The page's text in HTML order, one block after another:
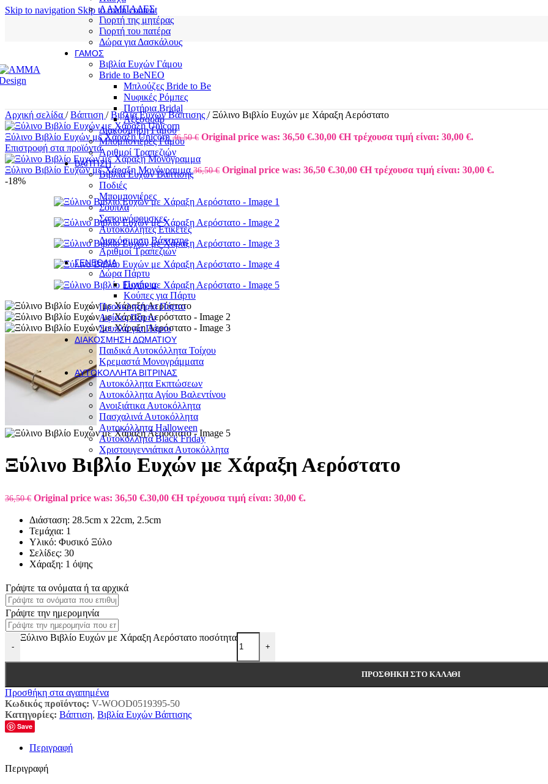
Skip to navigation Skip to main content
ΛΑΜΠΑΔΕΣ
Γιορτή της μητέρας
Γιορτή του πατέρα
Δώρα για Δασκάλους
ΓΆΜΟΣ
Βιβλία Ευχών Γάμου
Bride to BeNEO
Μπλούζες Bride to Be
Νυφικές Ρόμπες
Ποτήρια Bridal
Αξεσουάρ
Διακόσμηση Γάμου
Μπομπονιέρες Γάμου
Αριθμοί Τραπεζιών
ΒΆΠΤΙΣΗ
Βιβλία Ευχών Βάπτισης
Ποδιές
Μπομπονιέρες
Σουπλά
Σαπουνόφουσκες
Αυτοκόλλητες Ετικέτες
Διακόσμηση Βάπτισης
Αριθμοί Τραπεζιών
ΓΕΝΈΘΛΙΑ
Δώρα Πάρτυ
Ποτήρια
Κούπες για Πάρτυ
Προσκλητήρια Πάρτυ
Αφίσες Πάρτυ
Σουπλά για Πάρτυ
ΔΙΑΚΌΣΜΗΣΗ ΔΩΜΑΤΊΟΥ
Παιδικά Αυτοκόλλητα Τοίχου
Κρεμαστά Μονογράμματα
ΑΥΤΟΚΌΛΛΗΤΑ ΒΙΤΡΊΝΑΣ
Αυτοκόλλητα Εκπτώσεων
Αυτοκόλλητα Αγίου Βαλεντίνου
Ανοιξιάτικα Αυτοκόλλητα
Πασχαλινά Αυτοκόλλητα
Αυτοκόλλητα Halloween
Αυτοκόλλητα Black Friday
Χριστουγεννιάτικα Αυτοκόλλητα
Αρχική σελίδα / Βάπτιση / Βιβλία Ευχών Βάπτισης / Ξύλινο Βιβλίο Ευχών με Χάραξη Αερόστατο
Ξύλινο Βιβλίο Ευχών με Χάραξη Unicorn36,50€ Original price was: 36,50 €.30,00 €Η τρέχουσα τιμή είναι: 30,00 €.
Επιστροφή στα προϊόντα
Ξύλινο Βιβλίο Ευχών με Χάραξη Μονόγραμμα 36,50€ Original price was: 36,50 €.30,00 €Η τρέχουσα τιμή είναι: 30,00 €.
-18%
Ξύλινο Βιβλίο Ευχών με Χάραξη Αερόστατο
36,50€ Original price was: 36,50 €.30,00 €Η τρέχουσα τιμή είναι: 30,00 €.
Διάσταση: 28.5cm x 22cm, 2.5cm
Τεμάχια: 1
Υλικό: Φυσικό Ξύλο
Σελίδες: 30
Χάραξη: 1 όψης
Γράψτε τα ονόματα ή τα αρχικά
Γράψτε την ημερομηνία
-
Ξύλινο Βιβλίο Ευχών με Χάραξη Αερόστατο ποσότητα
+
ΠΡΟΣΘΉΚΗ ΣΤΟ ΚΑΛΆΘΙ
Προσθήκη στα αγαπημένα
Κωδικός προϊόντος: V-WOOD0519395-50
Κατηγορίες: Βάπτιση, Βιβλία Ευχών Βάπτισης
Save
Περιγραφή
Περιγραφή